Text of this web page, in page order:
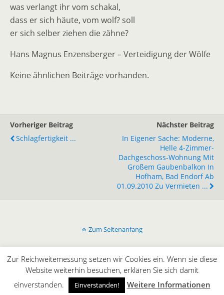
was verlangt ihr vom schakal,
dass er sich häute, vom wolf? soll
er sich selber ziehen die zähne?
Hans Magnus Enzensberger – Verteidigung der Wölfe
Keine ähnlichen Beiträge vorhanden.
Vorheriger Beitrag
Schlagfertigkeit ...
Nächster Beitrag
In Eigener Sache: Moderne,
Helle 4-Zimmer-
Dachgeschoss-Wohnung Mit
Großem Gaubenbalkon In
Hofham, Bad Endorf Ab
01.09.2010 Zu Vermieten ...
Zum Seitenanfang
Desktop
All content Copyright © innergaming.de | BLOG
Zur Reichweitemessung setzen wir Cookies ein. Wenn sie diese
Website weiterhin besuchen, erklären Sie sich damit
einverstanden.
Einverstanden! Weitere Informationen